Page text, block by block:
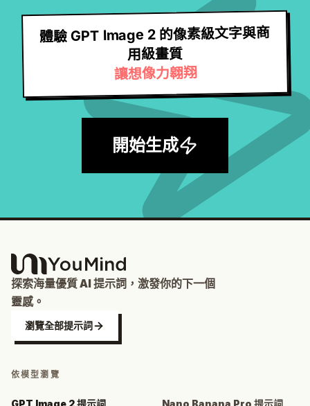
體驗 GPT Image 2 的像素級文字與商
用級畫質
讓想像力翱翔
開始生成
探索海量優質 AI 提示詞，激發你的下一個
靈感。
瀏覽全部提示詞
依模型瀏覽
GPT Image 2 提示詞 Nano Banana Pro 提示詞